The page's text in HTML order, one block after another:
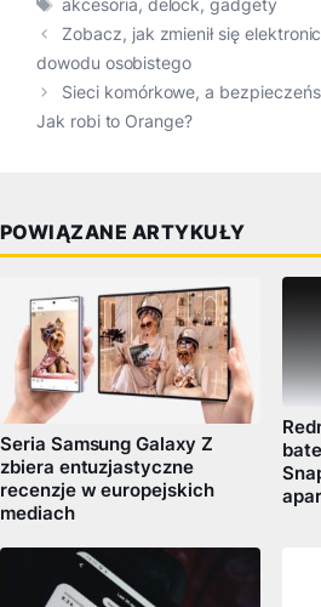
akcesoria, delock,gadgety
Zobacz, jak zmienił się
dowodu osobistego
Sieci komórkowe, a
Jak robi to Orange?
POWIĄZANE ARTYKUŁY
Seria Samsung Galaxy Z
zbiera entuzjastyczne
recenzje w europejskich
mediach